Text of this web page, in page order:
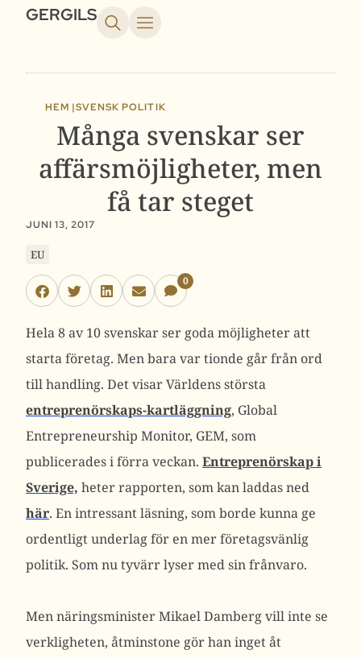
GERGILS
HEM |SVENSK POLITIK
Många svenskar ser
affärsmöjligheter, men
få tar steget
JUNI 13, 2017
EU
0
Hela 8 av 10 svenskar ser goda möjligheter att
starta företag. Men bara var tionde går från ord
till handling. Det visar Världens största
entreprenörskaps-kartläggning, Global
Entrepreneurship Monitor, GEM, som
publicerades i förra veckan. Entreprenörskap i
Sverige, heter rapporten, som kan laddas ned
här. En intressant läsning, som borde kunna ge
ordentligt underlag för en mer företagsvänlig
politik. Som nu tyvärr lyser med sin frånvaro.
Men näringsminister Mikael Damberg vill inte se
verkligheten, åtminstone gör han inget åt